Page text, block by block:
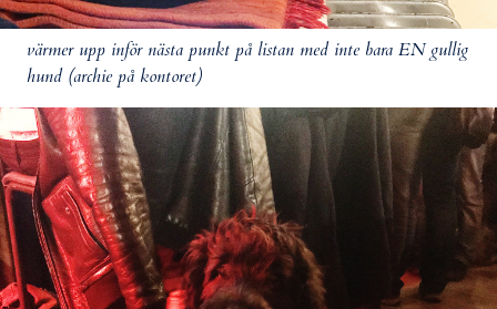
värmer upp inför nästa punkt på listan med inte bara EN gullig
hund (archie på kontoret)